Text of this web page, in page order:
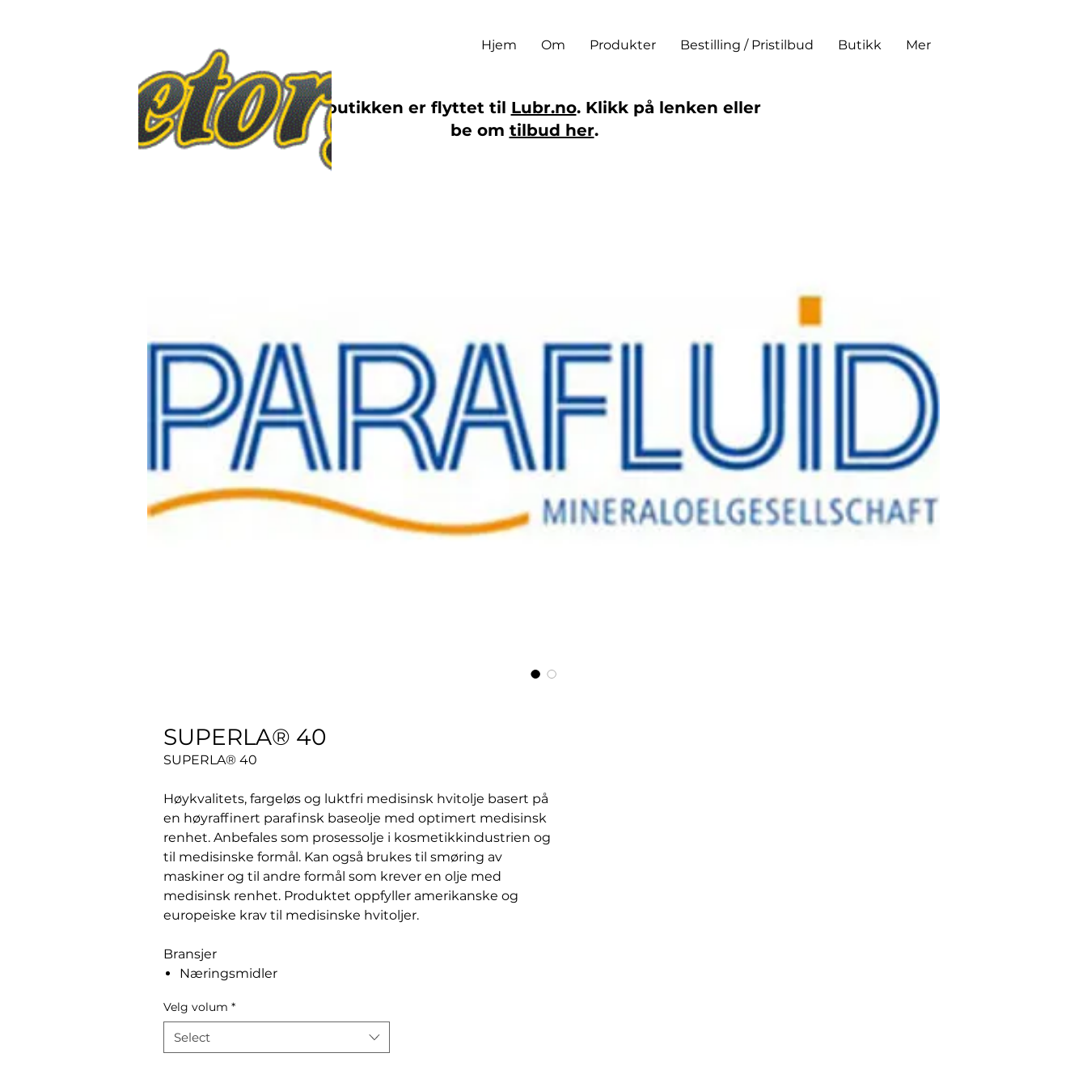
Hjem Om Produkter Bestilling / Pristilbud Butikk Mer
SUPERLA® 40
SUPERLA® 40
Høykvalitets, fargeløs og luktfri medisinsk hvitolje basert på
en høyraffinert parafinsk baseolje med optimert medisinsk
renhet. Anbefales som prosessolje i kosmetikkindustrien og
til medisinske formål. Kan også brukes til smøring av
maskiner og til andre formål som krever en olje med
medisinsk renhet. Produktet oppfyller amerikanske og
europeiske krav til medisinske hvitoljer.
Bransjer
Næringsmidler
Velg volum *
Select
Nettbutikken er flyttet til Lubr.no. Klikk på lenken eller
be om tilbud her.